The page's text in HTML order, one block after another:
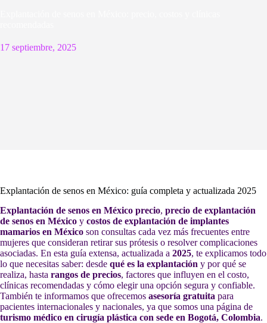
17 septiembre, 2025
Explantación de senos en México: guía completa y actualizada 2025
Explantación de senos en México precio, precio de explantación
de senos en México y costos de explantación de implantes
mamarios en México son consultas cada vez más frecuentes entre
mujeres que consideran retirar sus prótesis o resolver complicaciones
asociadas. En esta guía extensa, actualizada a 2025, te explicamos todo
lo que necesitas saber: desde qué es la explantación y por qué se
realiza, hasta rangos de precios, factores que influyen en el costo,
clínicas recomendadas y cómo elegir una opción segura y confiable.
También te informamos que ofrecemos asesoría gratuita para
pacientes internacionales y nacionales, ya que somos una página de
turismo médico en cirugía plástica con sede en Bogotá, Colombia.